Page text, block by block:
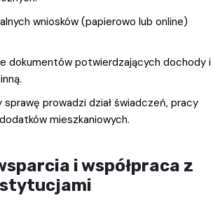
wniosków (papierowo lub online)
dokumentów potwierdzających dochody i
sprawę prowadzi dział świadczeń, pracy
mieszkaniowych.
i współpraca z